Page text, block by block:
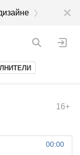
16+
00:00